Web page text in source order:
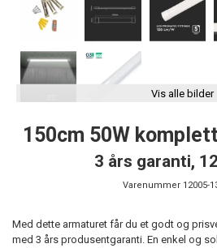
Vis alle bilder
150cm 50W
3 års garanti,
Varenummer 12005-
Med dette armaturet får du et godt og
med 3 års produsentgaranti. En enkel og